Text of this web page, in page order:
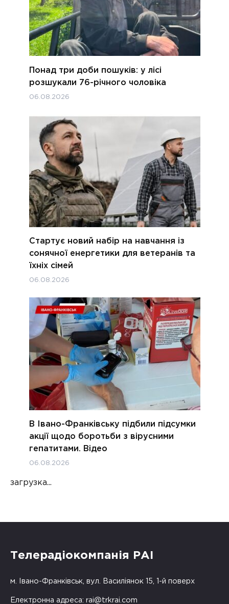
Понад три доби пошуків: у лісі
розшукали 76-річного чоловіка
06.08.2026
Стартує новий набір на навчання із
сонячної енергетики для ветеранів та
їхніх сімей
06.08.2026
В Івано-Франківську підбили підсумки
акції щодо боротьби з вірусними
гепатитами. Відео
06.08.2026
загрузка...
Телерадіокомпанія РАІ
м. Івано-Франківськ, вул. Василіянок 15, 1-й поверх
Електронна адреса: rai@trkrai.com